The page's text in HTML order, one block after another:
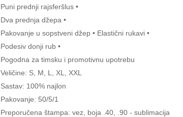
Puni prednji rajsferšlus •
Dva prednja džepa •
Pakovanje u sopstveni džep • Elastični rukavi •
Podesiv donji rub •
Pogodna za timsku i promotivnu upotrebu
Veličine: S, M, L, XL, XXL
Sastav: 100% najlon
Pakovanje: 50/5/1
Preporučena štampa: vez, boja .40, .90 - sublimacija